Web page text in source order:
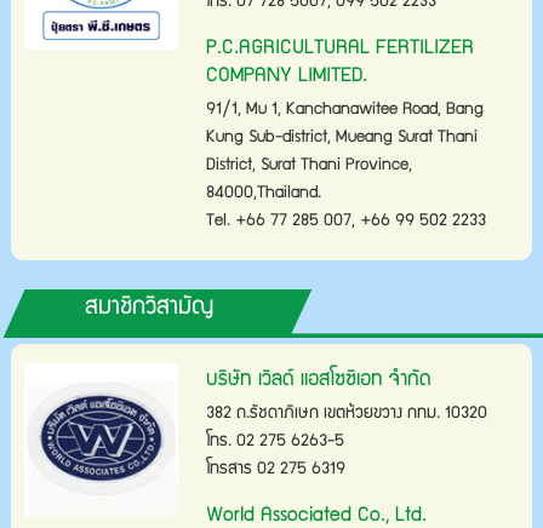
โทร. 07 728 5007, 099 502 2233
P.C.AGRICULTURAL FERTILIZER
COMPANY LIMITED.
91/1, Mu 1, Kanchanawitee Road, Bang
Kung Sub-district, Mueang Surat Thani
District, Surat Thani Province,
84000,Thailand.
Tel. +66 77 285 007, +66 99 502 2233
สมาชิกวิสามัญ
บริษัท เวิลด์ แอสโซซิเอท จำกัด
382 ถ.รัชดาภิเษก เขตห้วยขวาง กทม. 10320
โทร. 02 275 6263-5
โทรสาร 02 275 6319
World Associated Co., Ltd.